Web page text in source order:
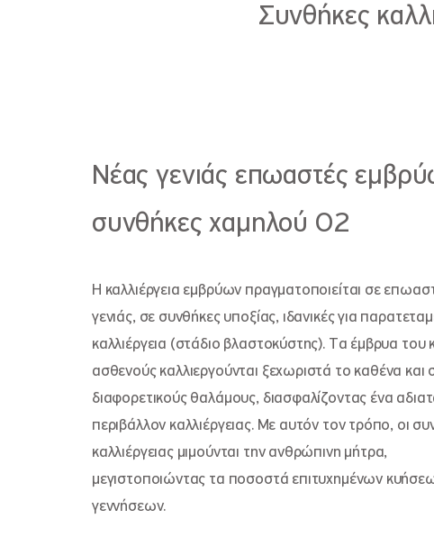
Συνθήκες
Νέας γενιάς επωαστές
συνθήκες χαμηλού O2
Η καλλιέργεια εμβρύων πραγματοποιείται σε
γενιάς, σε συνθήκες υποξίας, ιδανικές για
καλλιέργεια (στάδιο βλαστοκύστης). Τα έμβρυα του
ασθενούς καλλιεργούνται ξεχωριστά το καθένα και
διαφορετικούς θαλάμους, διασφαλίζοντας ένα
περιβάλλον καλλιέργειας. Με αυτόν τον τρόπο, οι
καλλιέργειας μιμούνται την ανθρώπινη μήτρα,
μεγιστοποιώντας τα ποσοστά επιτυχημένων
γεννήσεων.